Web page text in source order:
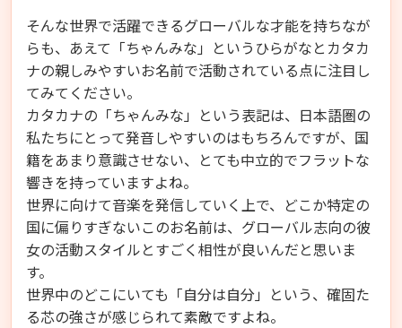
そんな世界で活躍できるグローバルな才能を持ちなが
らも、あえて「ちゃんみな」というひらがなとカタカ
ナの親しみやすいお名前で活動されている点に注目し
てみてください。
カタカナの「ちゃんみな」という表記は、日本語圏の
私たちにとって発音しやすいのはもちろんですが、国
籍をあまり意識させない、とても中立的でフラットな
響きを持っていますよね。
世界に向けて音楽を発信していく上で、どこか特定の
国に偏りすぎないこのお名前は、グローバル志向の彼
女の活動スタイルとすごく相性が良いんだと思いま
す。
世界中のどこにいても「自分は自分」という、確固た
る芯の強さが感じられて素敵ですよね。